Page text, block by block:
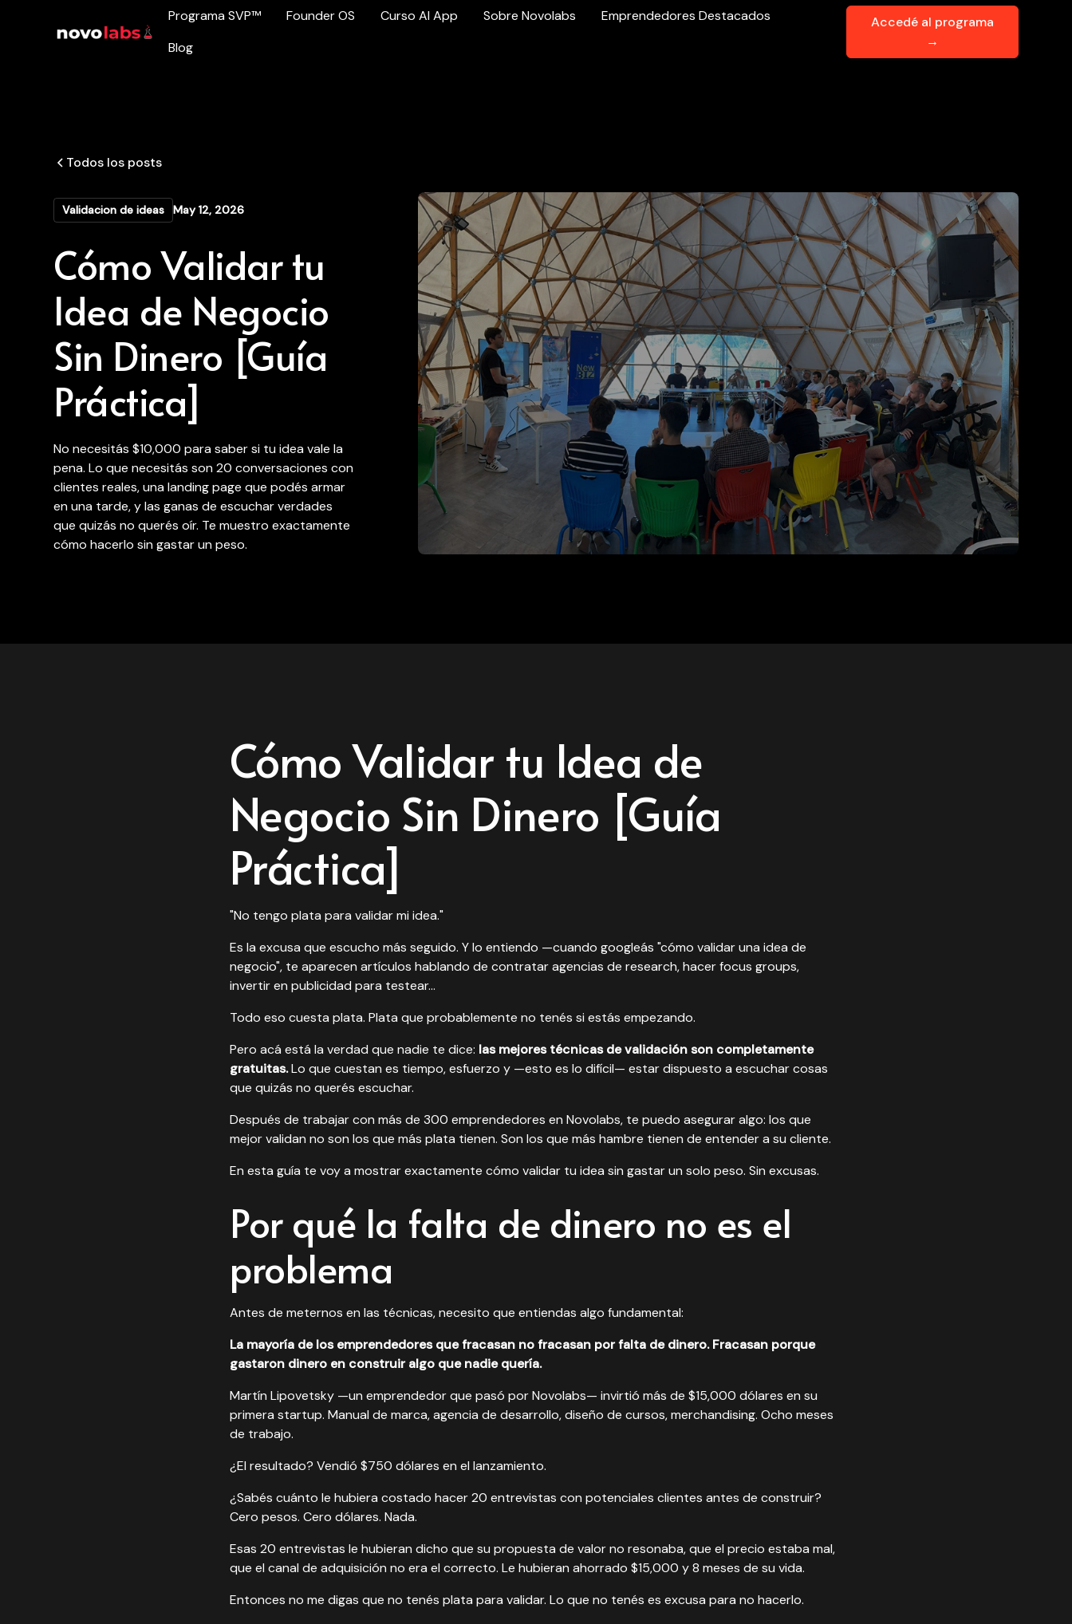
Programa SVP™ Founder OS Curso AI App Sobre Novolabs
Emprendedores Destacados
Blog
Accedé al programa
→
Todos los posts
Validacion de ideas May 12, 2026
Cómo Validar tu
Idea de Negocio
Sin Dinero [Guía
Práctica]
No necesitás $10,000 para saber si tu idea vale la
pena. Lo que necesitás son 20 conversaciones con
clientes reales, una landing page que podés armar
en una tarde, y las ganas de escuchar verdades
que quizás no querés oír. Te muestro exactamente
cómo hacerlo sin gastar un peso.
Cómo Validar tu Idea de
Negocio Sin Dinero [Guía
Práctica]
"No tengo plata para validar mi idea."
Es la excusa que escucho más seguido. Y lo entiendo —cuando googleás "cómo validar una idea de
negocio", te aparecen artículos hablando de contratar agencias de research, hacer focus groups,
invertir en publicidad para testear...
Todo eso cuesta plata. Plata que probablemente no tenés si estás empezando.
Pero acá está la verdad que nadie te dice: las mejores técnicas de validación son completamente
gratuitas.Lo que cuestan es tiempo, esfuerzo y —esto es lo difícil— estar dispuesto a escuchar cosas
que quizás no querés escuchar.
Después de trabajar con más de 300 emprendedores en Novolabs, te puedo asegurar algo: los que
mejor validan no son los que más plata tienen. Son los que más hambre tienen de entender a su cliente.
En esta guía te voy a mostrar exactamente cómo validar tu idea sin gastar un solo peso. Sin excusas.
Por qué la falta de dinero no es el
problema
Antes de meternos en las técnicas, necesito que entiendas algo fundamental:
La mayoría de los emprendedores que fracasan no fracasan por falta de dinero. Fracasan porque
gastaron dinero en construir algo que nadie quería.
Martín Lipovetsky —un emprendedor que pasó por Novolabs— invirtió más de $15,000 dólares en su
primera startup. Manual de marca, agencia de desarrollo, diseño de cursos, merchandising. Ocho meses
de trabajo.
¿El resultado? Vendió $750 dólares en el lanzamiento.
¿Sabés cuánto le hubiera costado hacer 20 entrevistas con potenciales clientes antes de construir?
Cero pesos. Cero dólares. Nada.
Esas 20 entrevistas le hubieran dicho que su propuesta de valor no resonaba, que el precio estaba mal,
que el canal de adquisición no era el correcto. Le hubieran ahorrado $15,000 y 8 meses de su vida.
Entonces no me digas que no tenés plata para validar. Lo que no tenés es excusa para no hacerlo.